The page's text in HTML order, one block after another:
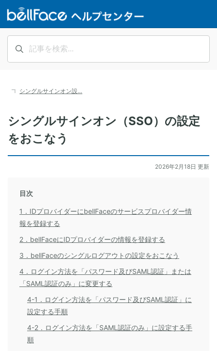
シングルサインオン設…
シングルサインオン（SSO）の設定
をおこなう
2026年2月18日 更新
目次
1．IDプロバイダーにbellFaceのサービスプロバイダー情
報を登録する
2．bellFaceにIDプロバイダーの情報を登録する
3．bellFaceのシングルログアウトの設定をおこなう
4．ログイン方法を「パスワード及びSAML認証」または
「SAML認証のみ」に変更する
4-1．ログイン方法を「パスワード及びSAML認証」に
設定する手順
4-2．ログイン方法を「SAML認証のみ」に設定する手
順